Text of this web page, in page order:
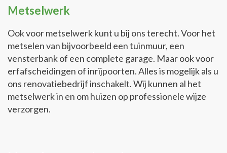
Metselwerk
Ook voor metselwerk kunt u bij ons terecht. Voor het
metselen van bijvoorbeeld een tuinmuur, een
vensterbank of een complete garage. Maar ook voor
erfafscheidingen of inrijpoorten. Alles is mogelijk als u
ons renovatiebedrijf inschakelt. Wij kunnen al het
metselwerk in en om huizen op professionele wijze
verzorgen.